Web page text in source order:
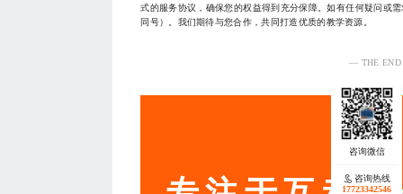
式的服务协议，确保您的权益得到充分保障。如有任何疑问或
同号）。我们期待与您合作，共同打造优质的教学资源。
— THE
服务
咨询热线
17723342546